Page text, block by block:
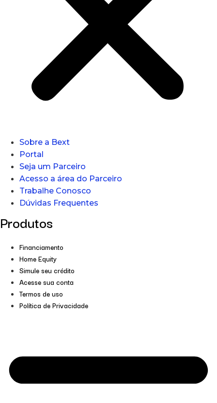
Sobre a Bext
Portal
Seja um Parceiro
Acesso a área do Parceiro
Trabalhe Conosco
Dúvidas Frequentes
Produtos
Financiamento
Home Equity
Simule seu crédito
Acesse sua conta
Termos de uso
Política de Privacidade